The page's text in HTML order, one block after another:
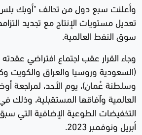
وأعلنت سبع دول من تحالف "أوبك
تعديل مستويات الإنتاج مع تجديد
سوق النفط العالمية.
وجاء القرار عقب اجتماع افتراضي
(السعودية وروسيا والعراق والكويت
وسلطنة عُمان)، يوم الأحد، لمراجعة
العالمية وآفاقها المستقبلية، وذلك
التخفيضات الطوعية الإضافية التي
أبريل ونوفمبر 2023.